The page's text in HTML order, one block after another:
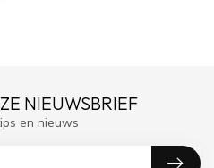
NIEUWSBRIEF
en nieuws